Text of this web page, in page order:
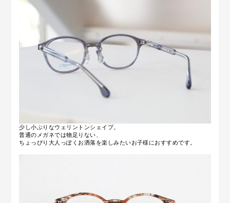
少し小ぶりなウェリントンシェイプ。
普通のメガネでは物足りない、
ちょっぴり大人っぽくお洒落を楽しみたいお子様におすすめです。